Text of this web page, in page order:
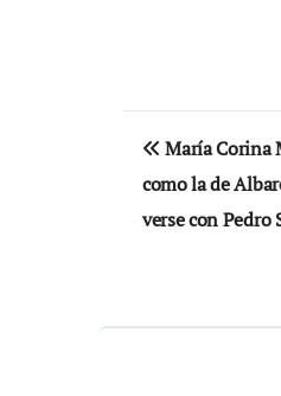
de
entradas
María Corina
como la de
verse con Pedro